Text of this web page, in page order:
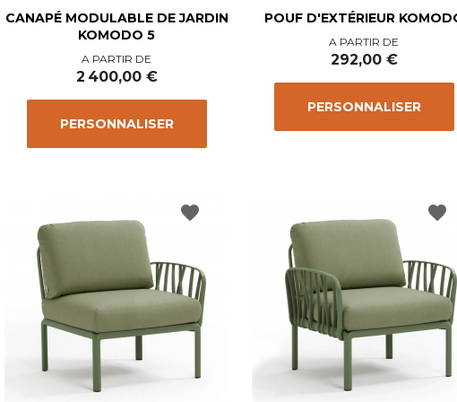
CANAPÉ MODULABLE DE JARDIN
KOMODO 5
Prix
A PARTIR DE
2 400,00 €
PERSONNALISER
POUF D'EXTÉRIEUR
Prix
A PARTIR DE
292,00 €
PERSONNALISER
favorite favorite